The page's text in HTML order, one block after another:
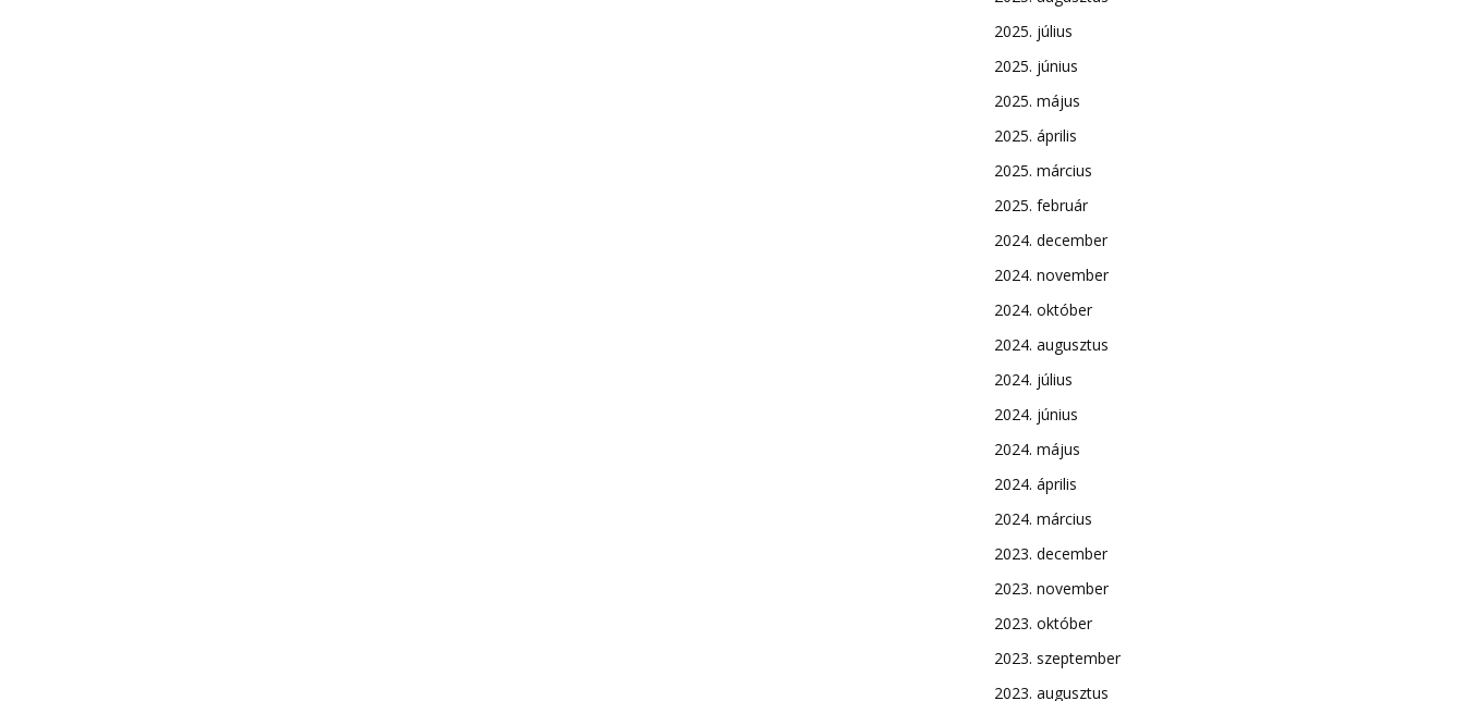
2025. július
2025. június
2025. május
2025. április
2025. március
2025. február
2024. december
2024. november
2024. október
2024. augusztus
2024. július
2024. június
2024. május
2024. április
2024. március
2023. december
2023. november
2023. október
2023. szeptember
2023. augusztus